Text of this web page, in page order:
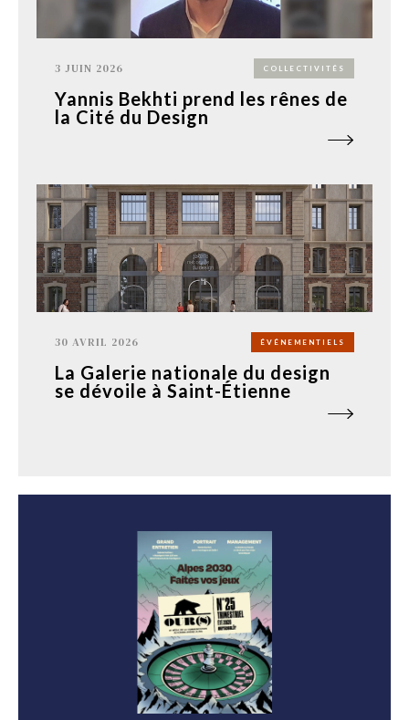
3 JUIN 2026 COLLECTIVITÉS
Yannis Bekhti prend les rênes de
la Cité du Design
30 AVRIL 2026 ÉVÉNEMENTIELS
La Galerie nationale du design
se dévoile à Saint-Étienne